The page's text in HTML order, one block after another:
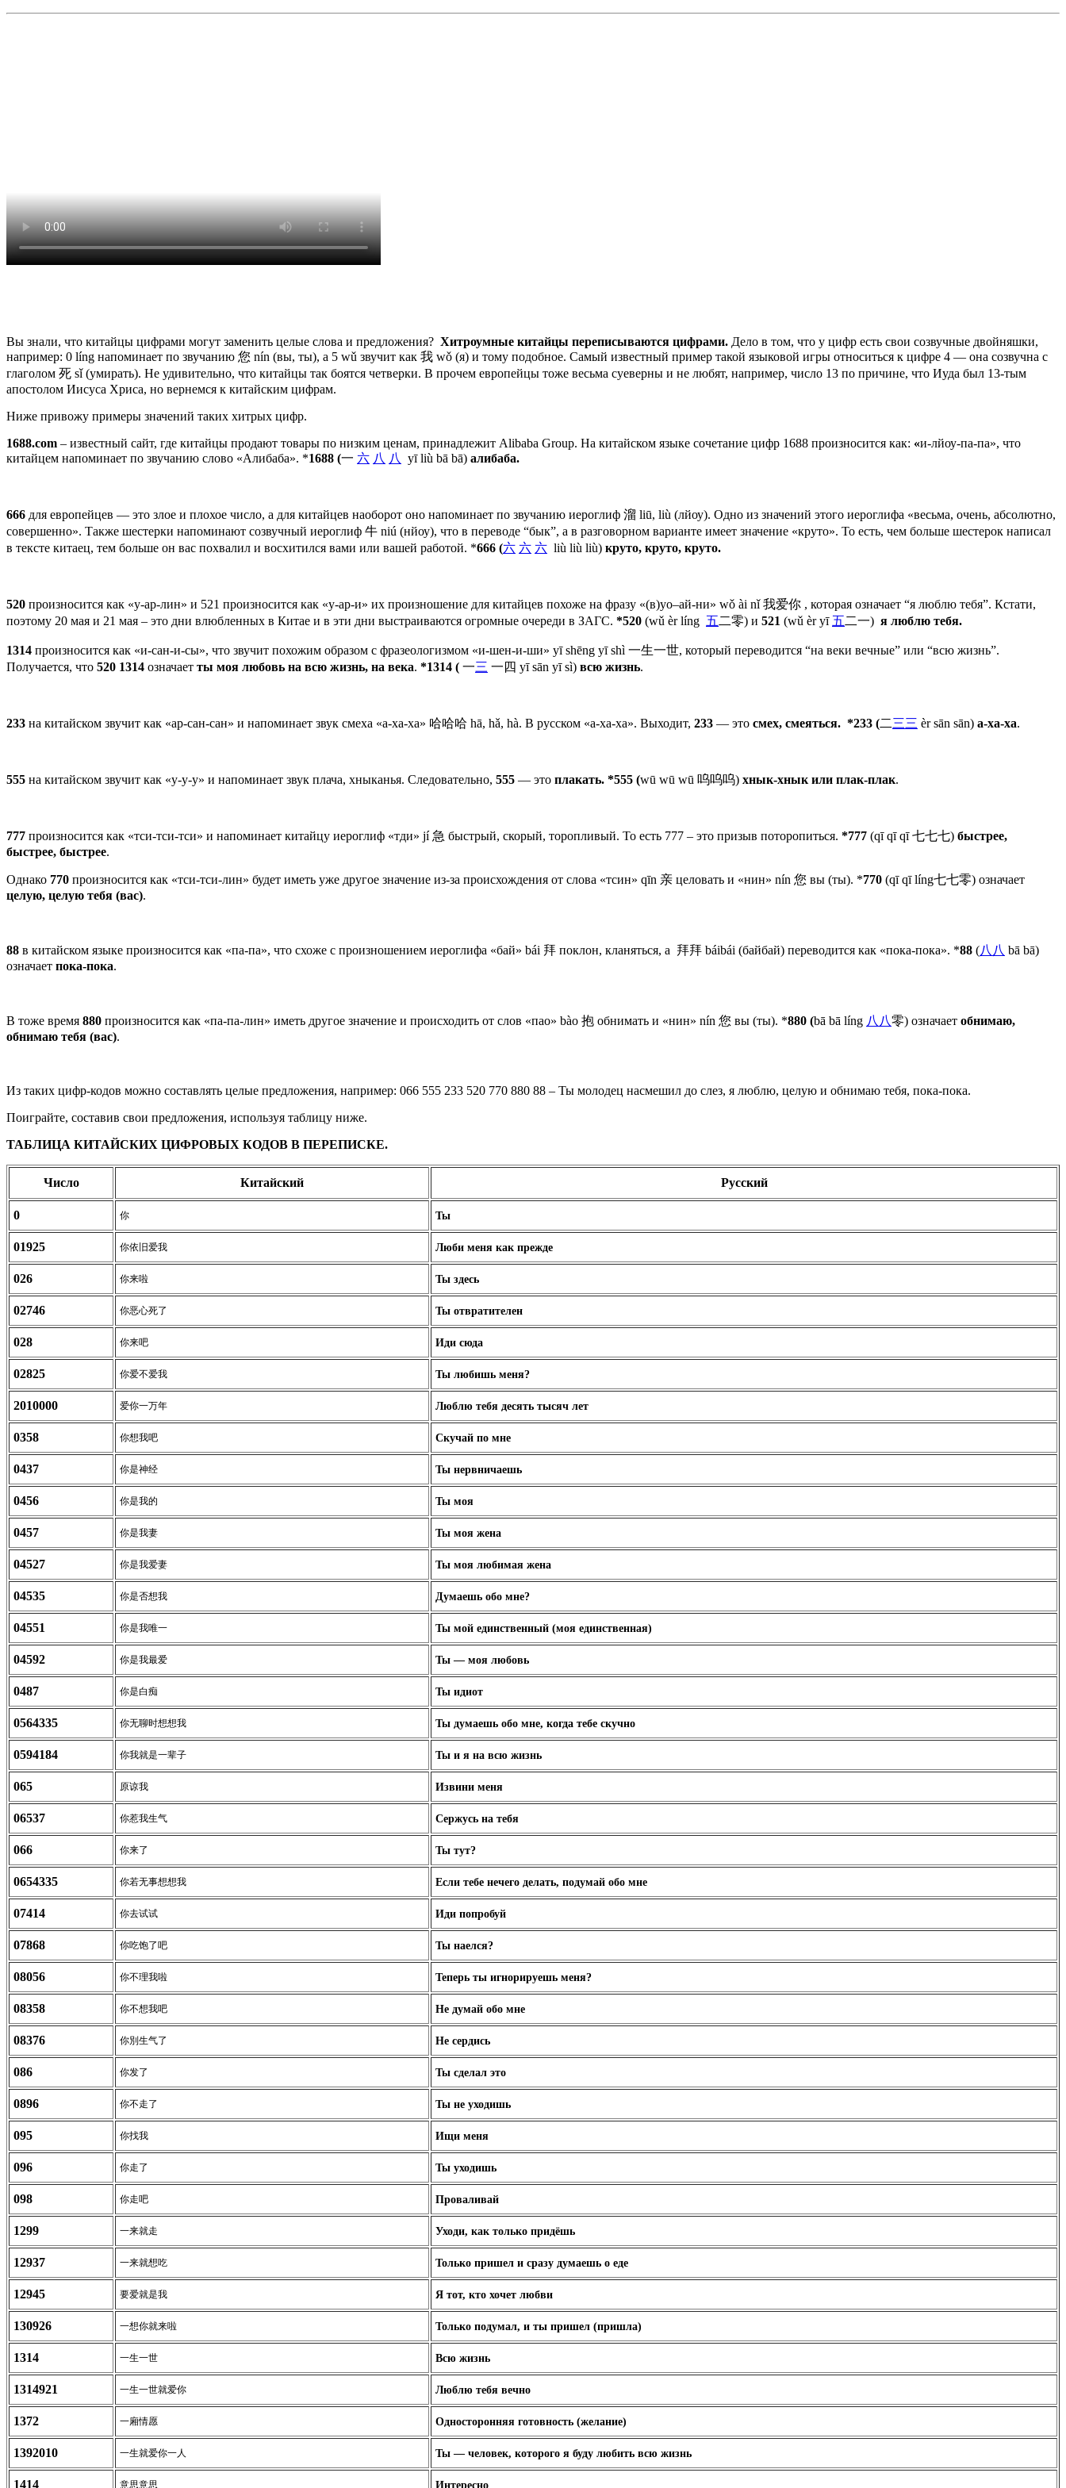
Вы знали, что китайцы цифрами могут заменить целые слова и предложения? Хитроумные китайцы переписываются цифрами. Дело в том, что у цифр есть свои созвучные двойняшки,
например: 0 líng напоминает по звучанию 您 nín (вы, ты), а 5 wǔ звучит как 我 wǒ (я) и тому подобное. Самый известный пример такой языковой игры относиться к цифре 4 — она созвучна с
глаголом 死 sǐ (умирать). Не удивительно, что китайцы так боятся четверки. В прочем европейцы тоже весьма суеверны и не любят, например, число 13 по причине, что Иуда был 13-тым
апостолом Иисуса Хриса, но вернемся к китайским цифрам.
Ниже привожу примеры значений таких хитрых цифр.
1688.com – известный сайт, где китайцы продают товары по низким ценам, принадлежит Alibaba Group. На китайском языке сочетание цифр 1688 произносится как: «и-лйоу-па-па», что
китайцем напоминает по звучанию слово «Алибаба». *1688 (一 六 八 八 yī liù bā bā) алибаба.
666 для европейцев — это злое и плохое число, а для китайцев наоборот оно напоминает по звучанию иероглиф 溜 liū, liù (лйоу). Одно из значений этого иероглифа «весьма, очень, абсолютно,
совершенно». Также шестерки напоминают созвучный иероглиф 牛 niú (нйоу), что в переводе “бык”, а в разговорном варианте имеет значение «круто». То есть, чем больше шестерок написал
в тексте китаец, тем больше он вас похвалил и восхитился вами или вашей работой. *666 (六 六 六 liù liù liù) круто, круто, круто.
520 произносится как «у-ар-лин» и 521 произносится как «у-ар-и» их произношение для китайцев похоже на фразу «(в)уо–ай-ни» wǒ ài nǐ 我爱你 , которая означает “я люблю тебя”. Кстати,
поэтому 20 мая и 21 мая – это дни влюбленных в Китае и в эти дни выстраиваются огромные очереди в ЗАГС. *520 (wǔ èr líng 五二零) и 521 (wǔ èr yī 五二一) я люблю тебя.
1314 произносится как «и-сан-и-сы», что звучит похожим образом с фразеологизмом «и-шен-и-ши» yī shēng yī shì 一生一世, который переводится “на веки вечные” или “всю жизнь”.
Получается, что 520 1314 означает ты моя любовь на всю жизнь, на века. *1314 ( 一三 一四 yī sān yī sì) всю жизнь.
233 на китайском звучит как «ар-сан-сан» и напоминает звук смеха «а-ха-ха» 哈哈哈 hā, hǎ, hà. В русском «а-ха-ха». Выходит, 233 — это смех, смеяться. *233 (二三三 èr sān sān) а-ха-ха.
555 на китайском звучит как «у-у-у» и напоминает звук плача, хныканья. Следовательно, 555 — это плакать. *555 (wū wū wū 呜呜呜) хнык-хнык или плак-плак.
777 произносится как «тси-тси-тси» и напоминает китайцу иероглиф «тди» jí 急 быстрый, скорый, торопливый. То есть 777 – это призыв поторопиться. *777 (qī qī qī 七七七) быстрее,
быстрее, быстрее.
Однако 770 произносится как «тси-тси-лин» будет иметь уже другое значение из-за происхождения от слова «тсин» qīn 亲 целовать и «нин» nín 您 вы (ты). *770 (qī qī líng七七零) означает
целую, целую тебя (вас).
88 в китайском языке произносится как «па-па», что схоже с произношением иероглифа «бай» bái 拜 поклон, кланяться, а 拜拜 báibái (байбай) переводится как «пока-пока». *88 (八 八 bā bā)
означает пока-пока.
В тоже время 880 произносится как «па-па-лин» иметь другое значение и происходить от слов «пао» bào 抱 обнимать и «нин» nín 您 вы (ты). *880 (bā bā líng 八 八零) означает обнимаю,
обнимаю тебя (вас).
Из таких цифр-кодов можно составлять целые предложения, например: 066 555 233 520 770 880 88 – Ты молодец насмешил до слез, я люблю, целую и обнимаю тебя, пока-пока.
Поиграйте, составив свои предложения, используя таблицу ниже.
ТАБЛИЦА КИТАЙСКИХ ЦИФРОВЫХ КОДОВ В ПЕРЕПИСКЕ.
Число Китайский Русский
0 你 Ты
01925 你依旧爱我 Люби меня как прежде
026 你来啦 Ты здесь
02746 你恶心死了 Ты отвратителен
028 你来吧 Иди сюда
02825 你爱不爱我 Ты любишь меня?
2010000 爱你一万年 Люблю тебя десять тысяч лет
0358 你想我吧 Скучай по мне
0437 你是神经 Ты нервничаешь
0456 你是我的 Ты моя
0457 你是我妻 Ты моя жена
04527 你是我爱妻 Ты моя любимая жена
04535 你是否想我 Думаешь обо мне?
04551 你是我唯一 Ты мой единственный (моя единственная)
04592 你是我最爱 Ты — моя любовь
0487 你是白痴 Ты идиот
0564335 你无聊时想想我 Ты думаешь обо мне, когда тебе скучно
0594184 你我就是一辈子 Ты и я на всю жизнь
065 原谅我 Извини меня
06537 你惹我生气 Сержусь на тебя
066 你来了 Ты тут?
0654335 你若无事想想我 Если тебе нечего делать, подумай обо мне
07414 你去试试 Иди попробуй
07868 你吃饱了吧 Ты наелся?
08056 你不理我啦 Теперь ты игнорируешь меня?
08358 你不想我吧 Не думай обо мне
08376 你別生气了 Не сердись
086 你发了 Ты сделал это
0896 你不走了 Ты не уходишь
095 你找我 Ищи меня
096 你走了 Ты уходишь
098 你走吧 Проваливай
1299 一来就走 Уходи, как только придёшь
12937 一来就想吃 Только пришел и сразу думаешь о еде
12945 要爱就是我 Я тот, кто хочет любви
130926 一想你就来啦 Только подумал, и ты пришел (пришла)
1314 一生一世 Всю жизнь
1314921 一生一世就爱你 Люблю тебя вечно
1372 一廂情愿 Односторонняя готовность (желание)
1392010 一生就爱你一人 Ты — человек, которого я буду любить всю жизнь
1414 意思意思 Интересно